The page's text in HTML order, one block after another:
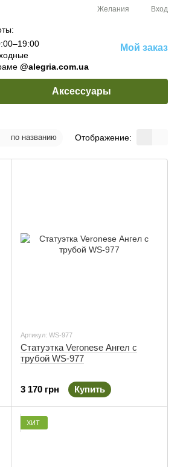
Желания Вход
@alegria.com.ua
Мой заказ
Аксессуары
по названию Отображение:
Артикул: WS-977
Статуэтка Veronese Ангел с
трубой WS-977
3 170 грн Купить
ХИТ